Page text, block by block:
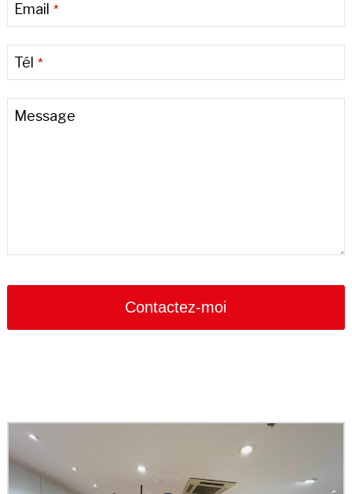
Email *
Tél *
Message
Contactez-moi